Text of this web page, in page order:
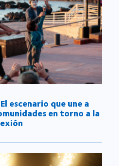
escenario que une a
en torno a la